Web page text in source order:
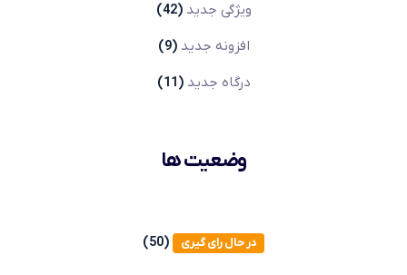
ویژگی جدید(42)
افزونه جدید(9)
درگاه جدید(11)
وضعیت ها
در حال رای گیری